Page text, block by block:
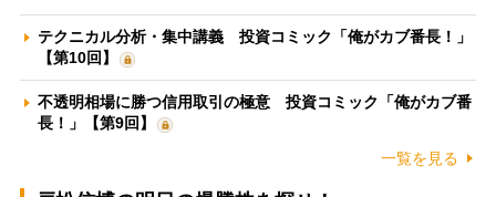
テクニカル分析・集中講義 投資コミック「俺がカブ番長！」
【第10回】
不透明相場に勝つ信用取引の極意 投資コミック「俺がカブ番
長！」【第9回】
一覧を見る